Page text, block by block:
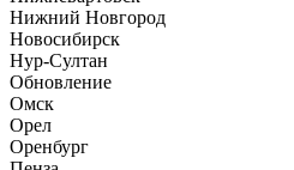
Нижний Новгород
Новосибирск
Нур-Султан
Обновление
Омск
Орел
Оренбург